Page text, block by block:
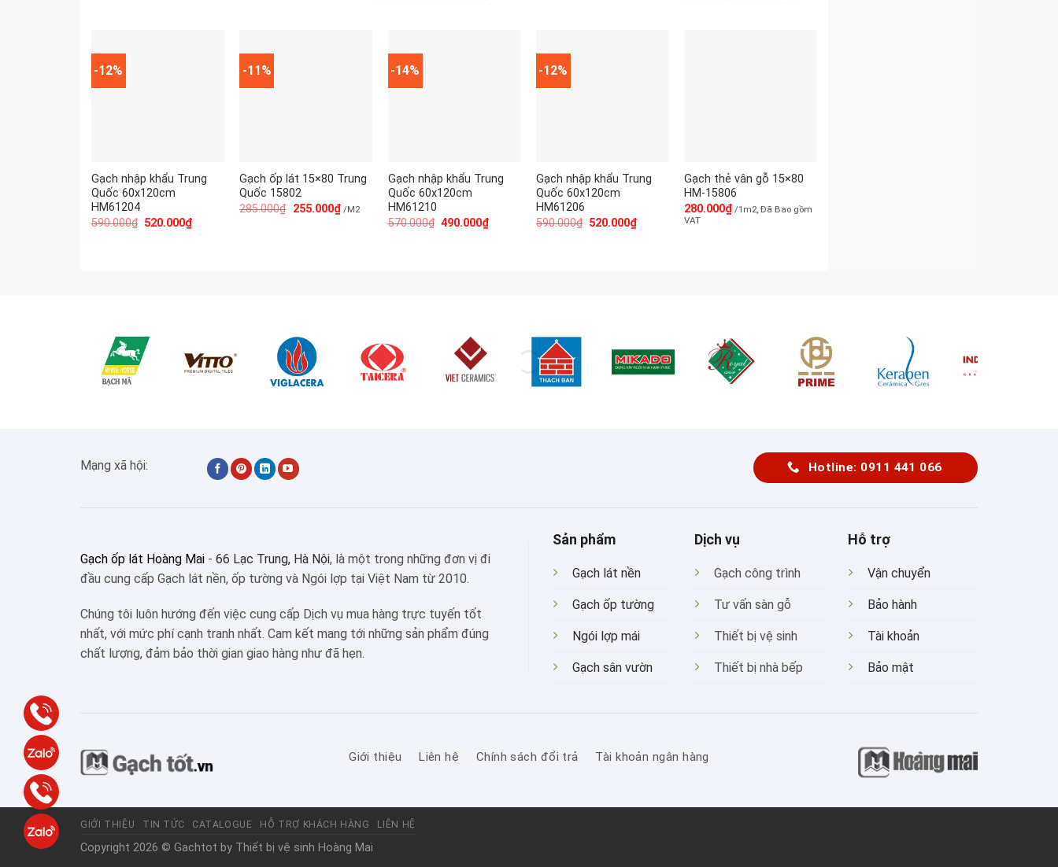
-12%
Gạch nhập khẩu Trung
Quốc 60x120cm
HM61204
590.000₫ 520.000₫
-11%
Gạch ốp lát 15×80 Trung
Quốc 15802
285.000₫ 255.000₫/M2
-14%
Gạch nhập khẩu Trung
Quốc 60x120cm
HM61210
570.000₫ 490.000₫
-12%
Gạch nhập khẩu Trung
Quốc 60x120cm
HM61206
590.000₫ 520.000₫
Gạch thẻ vân gỗ 15×80
HM-15806
280.000₫/1m2, Đã Bao gồm
VAT
Mạng xã hội: Hotline: 0911 441 066
Gạch ốp lát Hoàng Mai - 66 Lạc Trung, Hà Nội, là một trong những đơn vị đi
đầu cung cấp Gạch lát nền, ốp tường và Ngói lợp tại Việt Nam từ 2010.
Chúng tôi luôn hướng đến việc cung cấp Dịch vụ mua hàng trực tuyến tốt
nhất, với mức phí cạnh tranh nhất. Cam kết mang tới những sản phẩm đúng
chất lượng, đảm bảo thời gian giao hàng như đã hẹn.
Sản phẩm
Gạch lát nền
Gạch ốp tường
Ngói lợp mái
Gạch sân vườn
Dịch vụ
Gạch công trình
Tư vấn sàn gỗ
Thiết bị vệ sinh
Thiết bị nhà bếp
Hỗ trợ
Vận chuyển
Bảo hành
Tài khoản
Bảo mật
Giới thiệu Liên hệ Chính sách đổi trả Tài khoản ngân hàng
GIỚI THIỆU TIN TỨC CATALOGUE HỖ TRỢ KHÁCH HÀNG LIÊN HỆ
Copyright 2026 © Gachtot by Thiết bị vệ sinh Hoàng Mai